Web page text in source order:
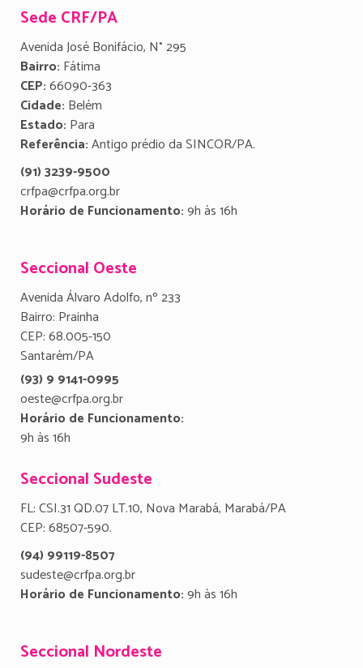
Sede CRF/PA
Avenida José Bonifácio, N° 295
Bairro: Fátima
CEP:66090-363
Cidade: Belém
Estado: Para
Referência:Antigo prédio da SINCOR/PA.
(91) 3239-9500
crfpa@crfpa.org.br
Horário de Funcionamento:9h às 16h
Seccional Oeste
Avenida Álvaro Adolfo, nº 233
Bairro: Prainha
CEP: 68.005-150
Santarém/PA
(93) 9 9141-0995
oeste@crfpa.org.br
Horário de Funcionamento:
9h às 16h
Seccional Sudeste
FL: CSI.31 QD.07 LT.10, Nova Marabá, Marabá/PA
CEP: 68507-590.
(94) 99119-8507
sudeste@crfpa.org.br
Horário de Funcionamento:9h às 16h
Seccional Nordeste